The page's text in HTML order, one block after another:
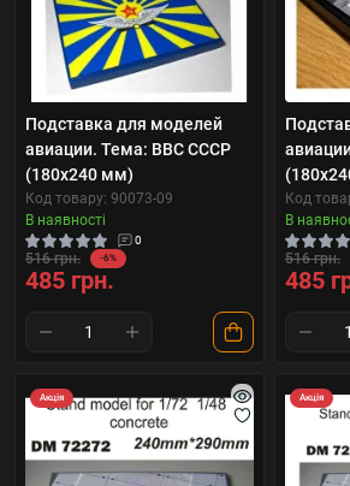
Подставка для моделей
авиации. Тема: ВВС СССР
(180х240 мм)
Код товару: 90073-09
В наявності
0
516 грн. -6%
485 грн.
Код
В
516 грн.
485
Акція Акція